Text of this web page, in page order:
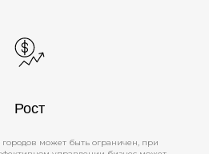
Рост
может быть ограничен, при